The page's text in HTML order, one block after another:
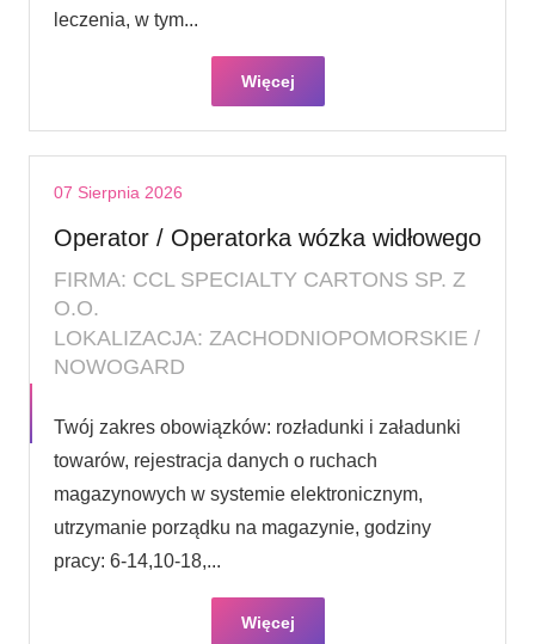
leczenia, w tym...
Więcej
07 Sierpnia 2026
Operator / Operatorka wózka widłowego
FIRMA: CCL SPECIALTY CARTONS SP. Z
O.O.
LOKALIZACJA: ZACHODNIOPOMORSKIE /
NOWOGARD
Twój zakres obowiązków: rozładunki i załadunki
towarów, rejestracja danych o ruchach
magazynowych w systemie elektronicznym,
utrzymanie porządku na magazynie, godziny
pracy: 6-14,10-18,...
Więcej